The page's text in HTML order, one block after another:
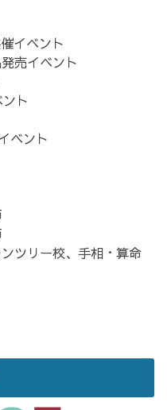
イベント
売イベント
ト
ベント
ツリー校、手相・算命